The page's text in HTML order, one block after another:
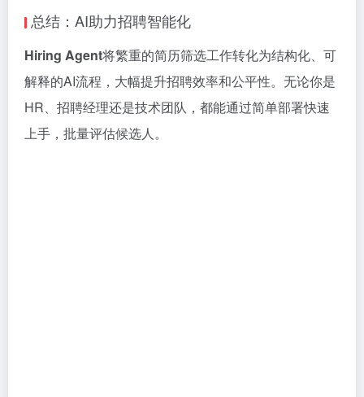
总结：AI助力招聘智能化
Hiring Agent将繁重的简历筛选工作转化为结构化、可
解释的AI流程，大幅提升招聘效率和公平性。无论你是
HR、招聘经理还是技术团队，都能通过简单部署快速
上手，批量评估候选人。